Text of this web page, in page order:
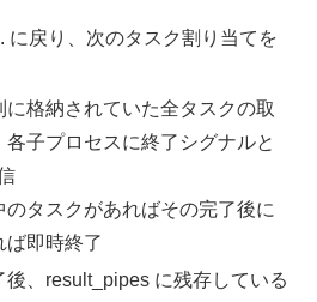
に戻り、次のタスク割り当てを
に格納されていた全タスクの取
各子プロセスに終了シグナルと
タスクがあればその完了後に
ば即時終了
、result_pipes に残存している